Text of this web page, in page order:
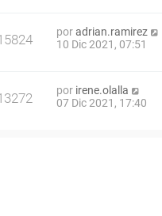
poradrian.ramirez
10 Dic 2021, 07:51
por irene.olalla
07 Dic 2021, 17:40